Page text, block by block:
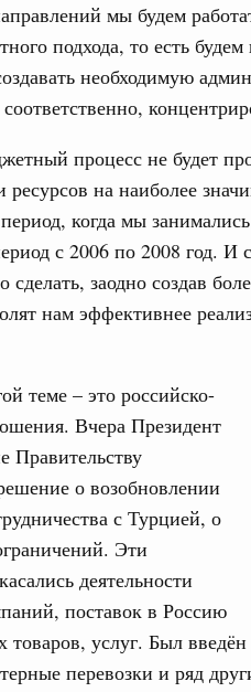
мы будем
подхода, то есть
необходимую
процесс не будет
ресурсов на наиболее
когда мы
с 2006 по 2008 год. И
сделать, заодно создав
нам эффективнее
теме – это российско-
Вчера Президент
Правительству
о возобновлении
с Турцией, о
Эти
деятельности
поставок в Россию
товаров, услуг. Был введён
перевозки и ряд
апреля, среда
№14)
вторник
№13)
четверг
№12)
четверг
№11)
понедельник